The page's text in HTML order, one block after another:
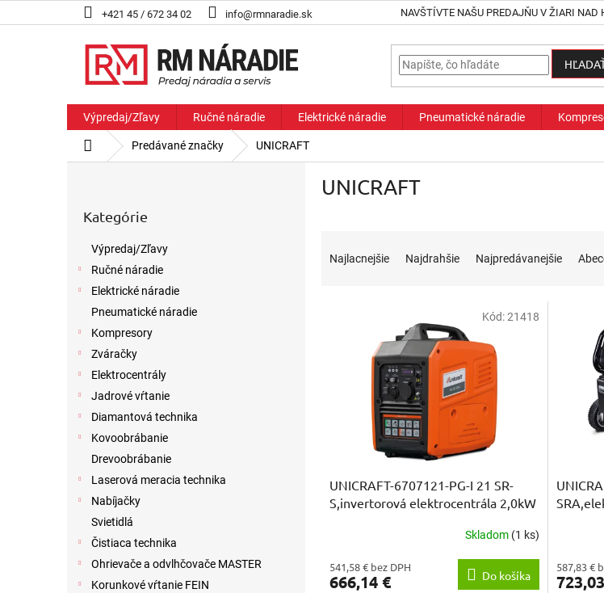
na
+421 45 / 672 34 02 info@rmnaradie.sk NAVŠTÍVTE NAŠU PREDAJŇU V ŽIARI NAD
Výpredaj/Zľavy Ručné náradie Elektrické náradie Pneumatické náradie
DomovPredávané značky UNICRAFT
kategórie
Kategórie
Výpredaj/Zľavy
Ručné náradie
Elektrické náradie
Pneumatické náradie
Kompresory
Zváračky
Elektrocentrály
Jadrové vŕtanie
Diamantová technika
Kovoobrábanie
Drevoobrábanie
Laserová meracia technika
Nabíjačky
Svietidlá
Čistiaca technika
Ohrievače a odvlhčovače MASTER
Korunkové vŕtanie FEIN
UNICRAFT
Najlacnejšie Najdrahšie Najpredávanejšie
UNICRAFT-6707121-PG-I 21 SR-
S,invertorová elektrocentrála 2,0kW
Skladom (1 ks)
541,58 € bez DPH
666,14 € Do košíka
Kód:21418
587,83 €